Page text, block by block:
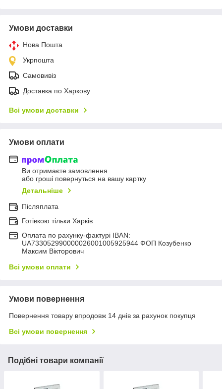
Умови доставки
Нова Пошта
Укрпошта
Самовивіз
Доставка по Харкову
Всі умови доставки
Умови оплати
Ви отримаєте замовлення
або гроші повернуться на вашу картку
Детальніше
Післяплата
Готівкою тільки Харків
Оплата по рахунку-фактурі IBAN:
UA733052990000026001005925944 ФОП Козубенко
Максим Вікторович
Всі умови оплати
Умови повернення
Повернення товару впродовж 14 днів за рахунок покупця
Всі умови повернення
Подібні товари компанії